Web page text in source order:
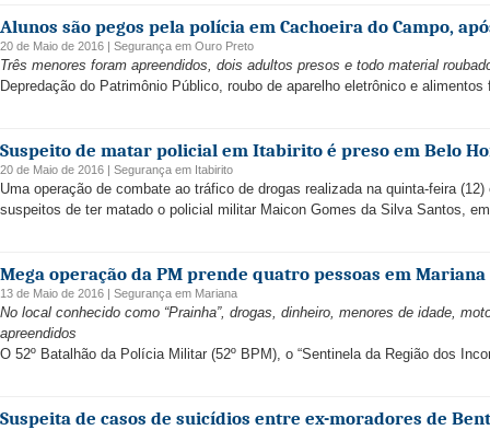
Alunos são pegos pela polícia em Cachoeira do Campo,
20 de Maio de 2016 | Segurança em Ouro Preto
Três menores foram apreendidos, dois adultos presos e todo material
Depredação do Patrimônio Público, roubo de aparelho eletrônico e
Suspeito de matar policial em Itabirito é preso em Belo
20 de Maio de 2016 | Segurança em Itabirito
Uma operação de combate ao tráfico de drogas realizada na quinta-feira
suspeitos de ter matado o policial militar Maicon Gomes da Silva Santos,
Mega operação da PM prende quatro pessoas em Mariana
13 de Maio de 2016 | Segurança em Mariana
No local conhecido como “Prainha”, drogas, dinheiro, menores de idade,
apreendidos
O 52º Batalhão da Polícia Militar (52º BPM), o “Sentinela da Região dos
Suspeita de casos de suicídios entre ex-moradores de